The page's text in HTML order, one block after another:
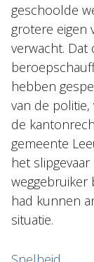
geschoolde
grotere eigen
verwacht. Dat
hebben
van de
de
gemeente
het
weggebruiker
had kunnen
situatie.